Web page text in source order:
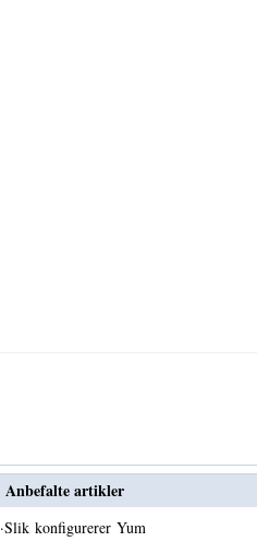
Anbefalte artikler
·Slik konfigurerer Yum